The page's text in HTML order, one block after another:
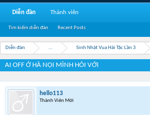
Diễn đàn ... Sinh Nhật Vua Hải Tặc Lần 3
AI OFF Ở HÀ NỘI MÌNH HỎI VỚI
hello113
Thành Viên Mới
Diễn đàn
Tìm kiếm diễn đàn Recent Posts
Thành viên